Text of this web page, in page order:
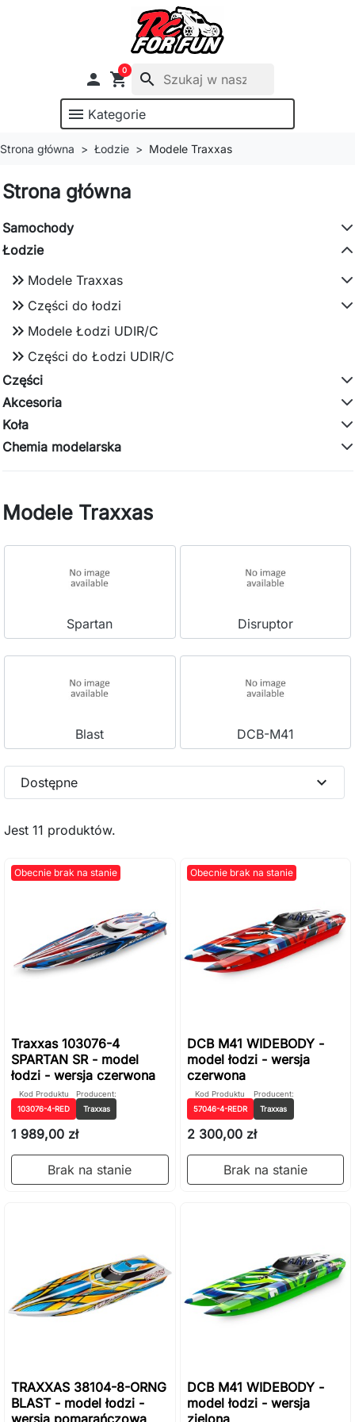
 shopping_cart
0
search
menu Kategorie
Strona główna Łodzie Modele Traxxas
Strona główna
Samochody
Łodzie
keyboard_double_arrow_right Modele Traxxas
keyboard_double_arrow_right Części do łodzi
keyboard_double_arrow_right Modele Łodzi UDIR/C
keyboard_double_arrow_right Części do Łodzi UDIR/C
Części
Akcesoria
Koła
Chemia modelarska
Modele Traxxas
Spartan Disruptor
Blast DCB-M41
Jest 11 produktów.
Dostępne expand_more
Obecnie brak na stanie
Traxxas 103076-4
SPARTAN SR - model
łodzi - wersja czerwona
Kod Produktu
103076-4-RED
Producent:
Traxxas
1 989,00 zł
Brak na stanie
Obecnie brak na stanie
DCB M41 WIDEBODY -
model łodzi - wersja
czerwona
Kod Produktu
57046-4-REDR
Producent:
Traxxas
2 300,00 zł
Brak na stanie
TRAXXAS 38104-8-ORNG
BLAST - model łodzi -
wersja pomarańczowa
DCB M41 WIDEBODY -
model łodzi - wersja
zielona